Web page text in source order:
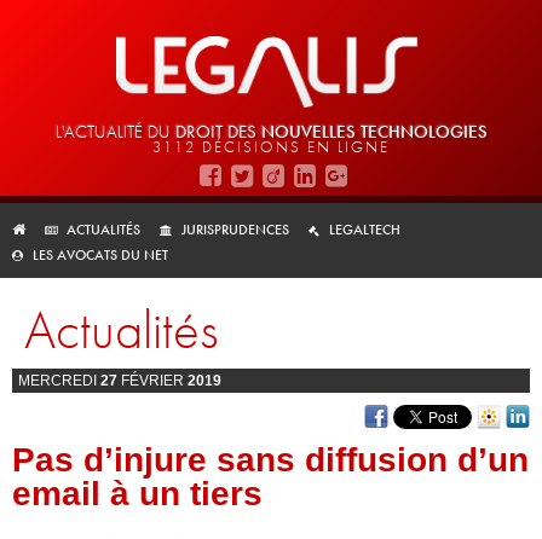
L'ACTUALITÉ DU DROIT DES NOUVELLES TECHNOLOGIES
3112 DÉCISIONS EN LIGNE
ACTUALITÉS JURISPRUDENCES
LEGALTECH
LES AVOCATS DU NET
Actualités
MERCREDI 27 FÉVRIER 2019
Pas d’injure sans diffusion d’un
email à un tiers